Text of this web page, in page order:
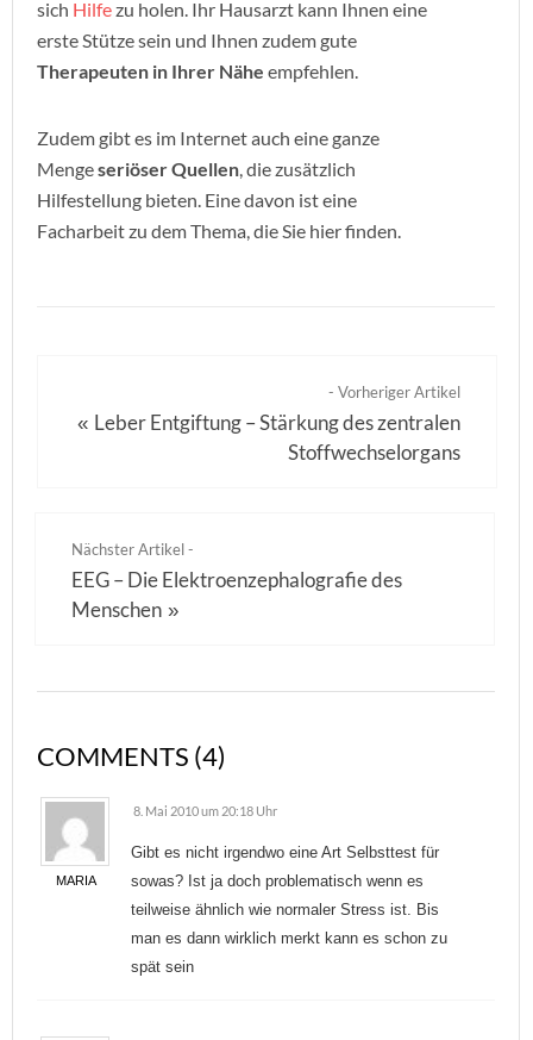
sich Hilfezu holen. Ihr Hausarzt kann Ihnen eine
erste Stütze sein und Ihnen zudem gute
Therapeuten in Ihrer Nähe empfehlen.
Zudem gibt es im Internet auch eine ganze
Mengeseriöser Quellen, die zusätzlich
Hilfestellung bieten. Eine davon ist eine
Facharbeit zu dem Thema, die Sie hier finden.
- Vorheriger Artikel
« Leber Entgiftung – Stärkung des zentralen
Stoffwechselorgans
Nächster Artikel -
EEG – Die Elektroenzephalografie des
Menschen »
COMMENTS (4)
MARIA
8. Mai 2010 um 20:18 Uhr
Gibt es nicht irgendwo eine Art Selbsttest für
sowas? Ist ja doch problematisch wenn es
teilweise ähnlich wie normaler Stress ist. Bis
man es dann wirklich merkt kann es schon zu
spät sein